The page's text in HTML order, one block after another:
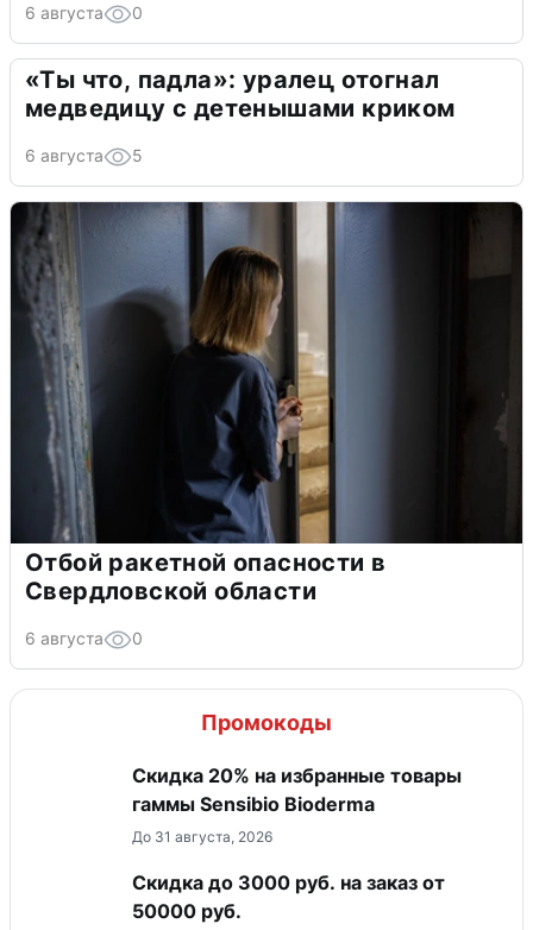
6 августа 0
«Ты что, падла»: уралец отогнал
медведицу с детенышами криком
6 августа 5
Отбой ракетной опасности в
Свердловской области
6 августа 0
Промокоды
Скидка 20% на избранные товары
гаммы Sensibio Bioderma
До 31 августа, 2026
Скидка до 3000 руб. на заказ от
50000 руб.